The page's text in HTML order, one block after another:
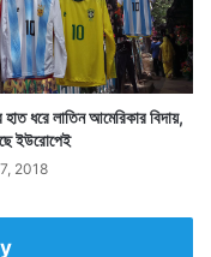
হাত ধরে লাতিন আমেরিকার বিদায়,
ইউরোপেই
2018